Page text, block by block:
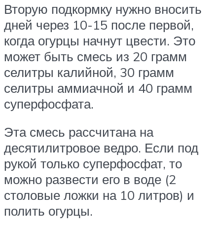
Вторую подкормку нужно вносить
дней через 10-15 после первой,
когда огурцы начнут цвести. Это
может быть смесь из 20 грамм
селитры калийной, 30 грамм
селитры аммиачной и 40 грамм
суперфосфата.
Эта смесь рассчитана на
десятилитровое ведро. Если под
рукой только суперфосфат, то
можно развести его в воде (2
столовые ложки на 10 литров) и
полить огурцы.